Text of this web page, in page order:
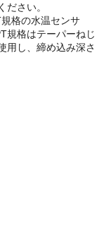
ださい。
格の水温センサ
規格はテーパーねじ
用し、締め込み深さ